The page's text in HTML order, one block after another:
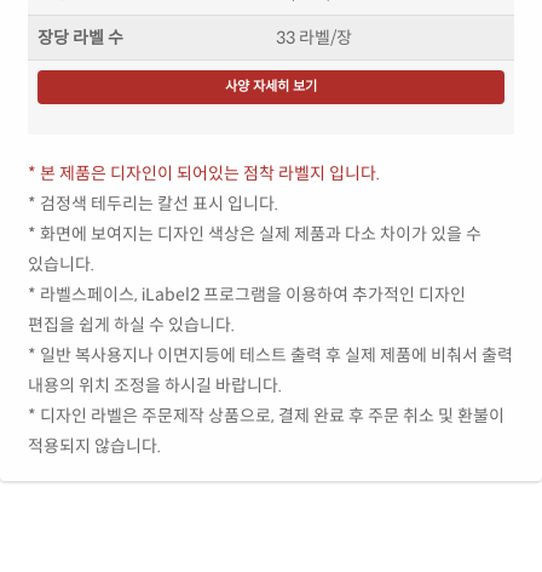
장당 라벨 수 33 라벨/장
사양 자세히 보기
* 본 제품은 디자인이 되어있는 점착 라벨지 입니다.
* 검정색 테두리는 칼선 표시 입니다.
* 화면에 보여지는 디자인 색상은 실제 제품과 다소 차이가 있을 수
있습니다.
* 라벨스페이스, iLabel2 프로그램을 이용하여 추가적인 디자인
편집을 쉽게 하실 수 있습니다.
* 일반 복사용지나 이면지등에 테스트 출력 후 실제 제품에 비춰서 출력
내용의 위치 조정을 하시길 바랍니다.
* 디자인 라벨은 주문제작 상품으로, 결제 완료 후 주문 취소 및 환불이
적용되지 않습니다.